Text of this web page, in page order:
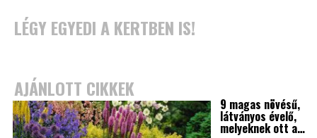
LÉGY EGYEDI A KERTBEN IS!
AJÁNLOTT CIKKEK
9 magas növésű,
látványos évelő,
melyeknek ott a…